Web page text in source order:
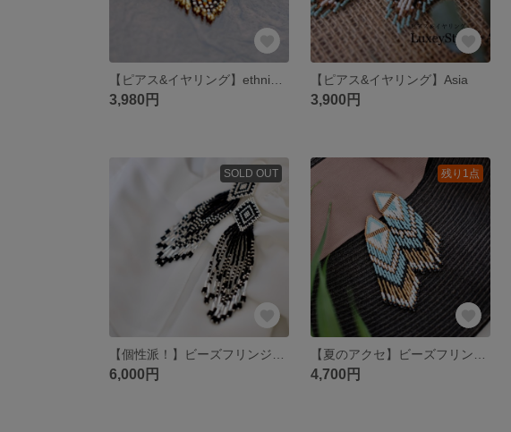
3,980円
【ピアス&イヤリング】Asia
3,900円
SOLD OUT
6,000円
残り1点
4,700円